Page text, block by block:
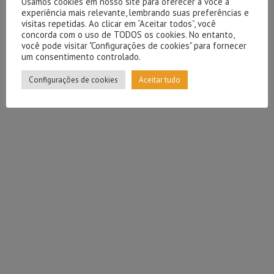
experiência mais relevante, lembrando suas preferências e
visitas repetidas. Ao clicar em “Aceitar todos”, você
concorda com o uso de TODOS os cookies. No entanto,
você pode visitar "Configurações de cookies" para fornecer
um consentimento controlado.
Configurações de cookies Aceitar tudo